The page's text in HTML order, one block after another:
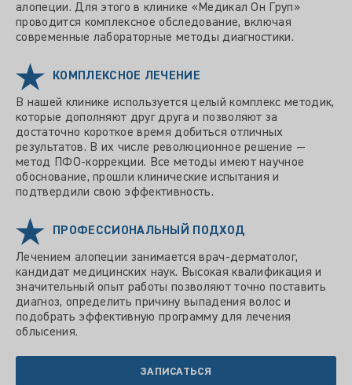
алопеции. Для этого в клинике «Медикал Он Груп»
проводится комплексное обследование, включая
современные лабораторные методы диагностики.
КОМПЛЕКСНОЕ ЛЕЧЕНИЕ
В нашей клинике используется целый комплекс методик,
которые дополняют друг друга и позволяют за
достаточно короткое время добиться отличных
результатов. В их числе революционное решение —
метод ПФО-коррекции. Все методы имеют научное
обоснование, прошли клинические испытания и
подтвердили свою эффективность.
ПРОФЕССИОНАЛЬНЫЙ ПОДХОД
Лечением алопеции занимается врач-дерматолог,
кандидат медицинских наук. Высокая квалификация и
значительный опыт работы позволяют точно поставить
диагноз, определить причину выпадения волос и
подобрать эффективную программу для лечения
облысения.
ЗАПИСАТЬСЯ